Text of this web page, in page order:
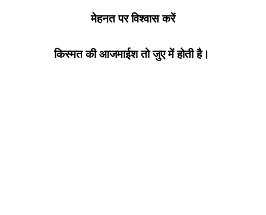
मेहनत पर विश्वास करें
किस्मत की आजमाईश तो जुए में होती है।